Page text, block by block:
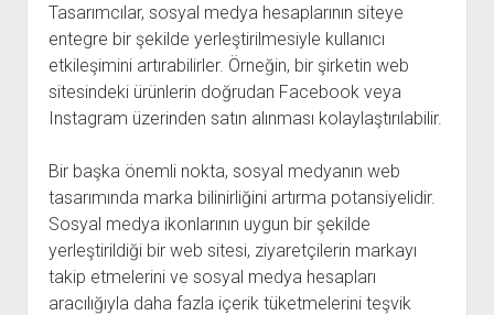
Tasarımcılar, sosyal medya hesaplarının siteye
entegre bir şekilde yerleştirilmesiyle kullanıcı
etkileşimini artırabilirler. Örneğin, bir şirketin web
sitesindeki ürünlerin doğrudan Facebook veya
Instagram üzerinden satın alınması kolaylaştırılabilir.
Bir başka önemli nokta, sosyal medyanın web
tasarımında marka bilinirliğini artırma potansiyelidir.
Sosyal medya ikonlarının uygun bir şekilde
yerleştirildiği bir web sitesi, ziyaretçilerin markayı
takip etmelerini ve sosyal medya hesapları
aracılığıyla daha fazla içerik tüketmelerini teşvik